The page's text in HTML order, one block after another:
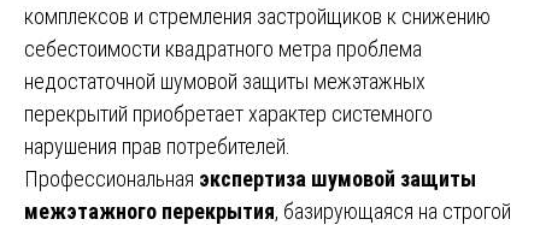
комплексов и стремления застройщиков к снижению
себестоимости квадратного метра проблема
недостаточной шумовой защиты межэтажных
перекрытий приобретает характер системного
нарушения прав потребителей.
Профессиональная экспертиза шумовой защиты
межэтажного перекрытия, базирующаяся на строгой